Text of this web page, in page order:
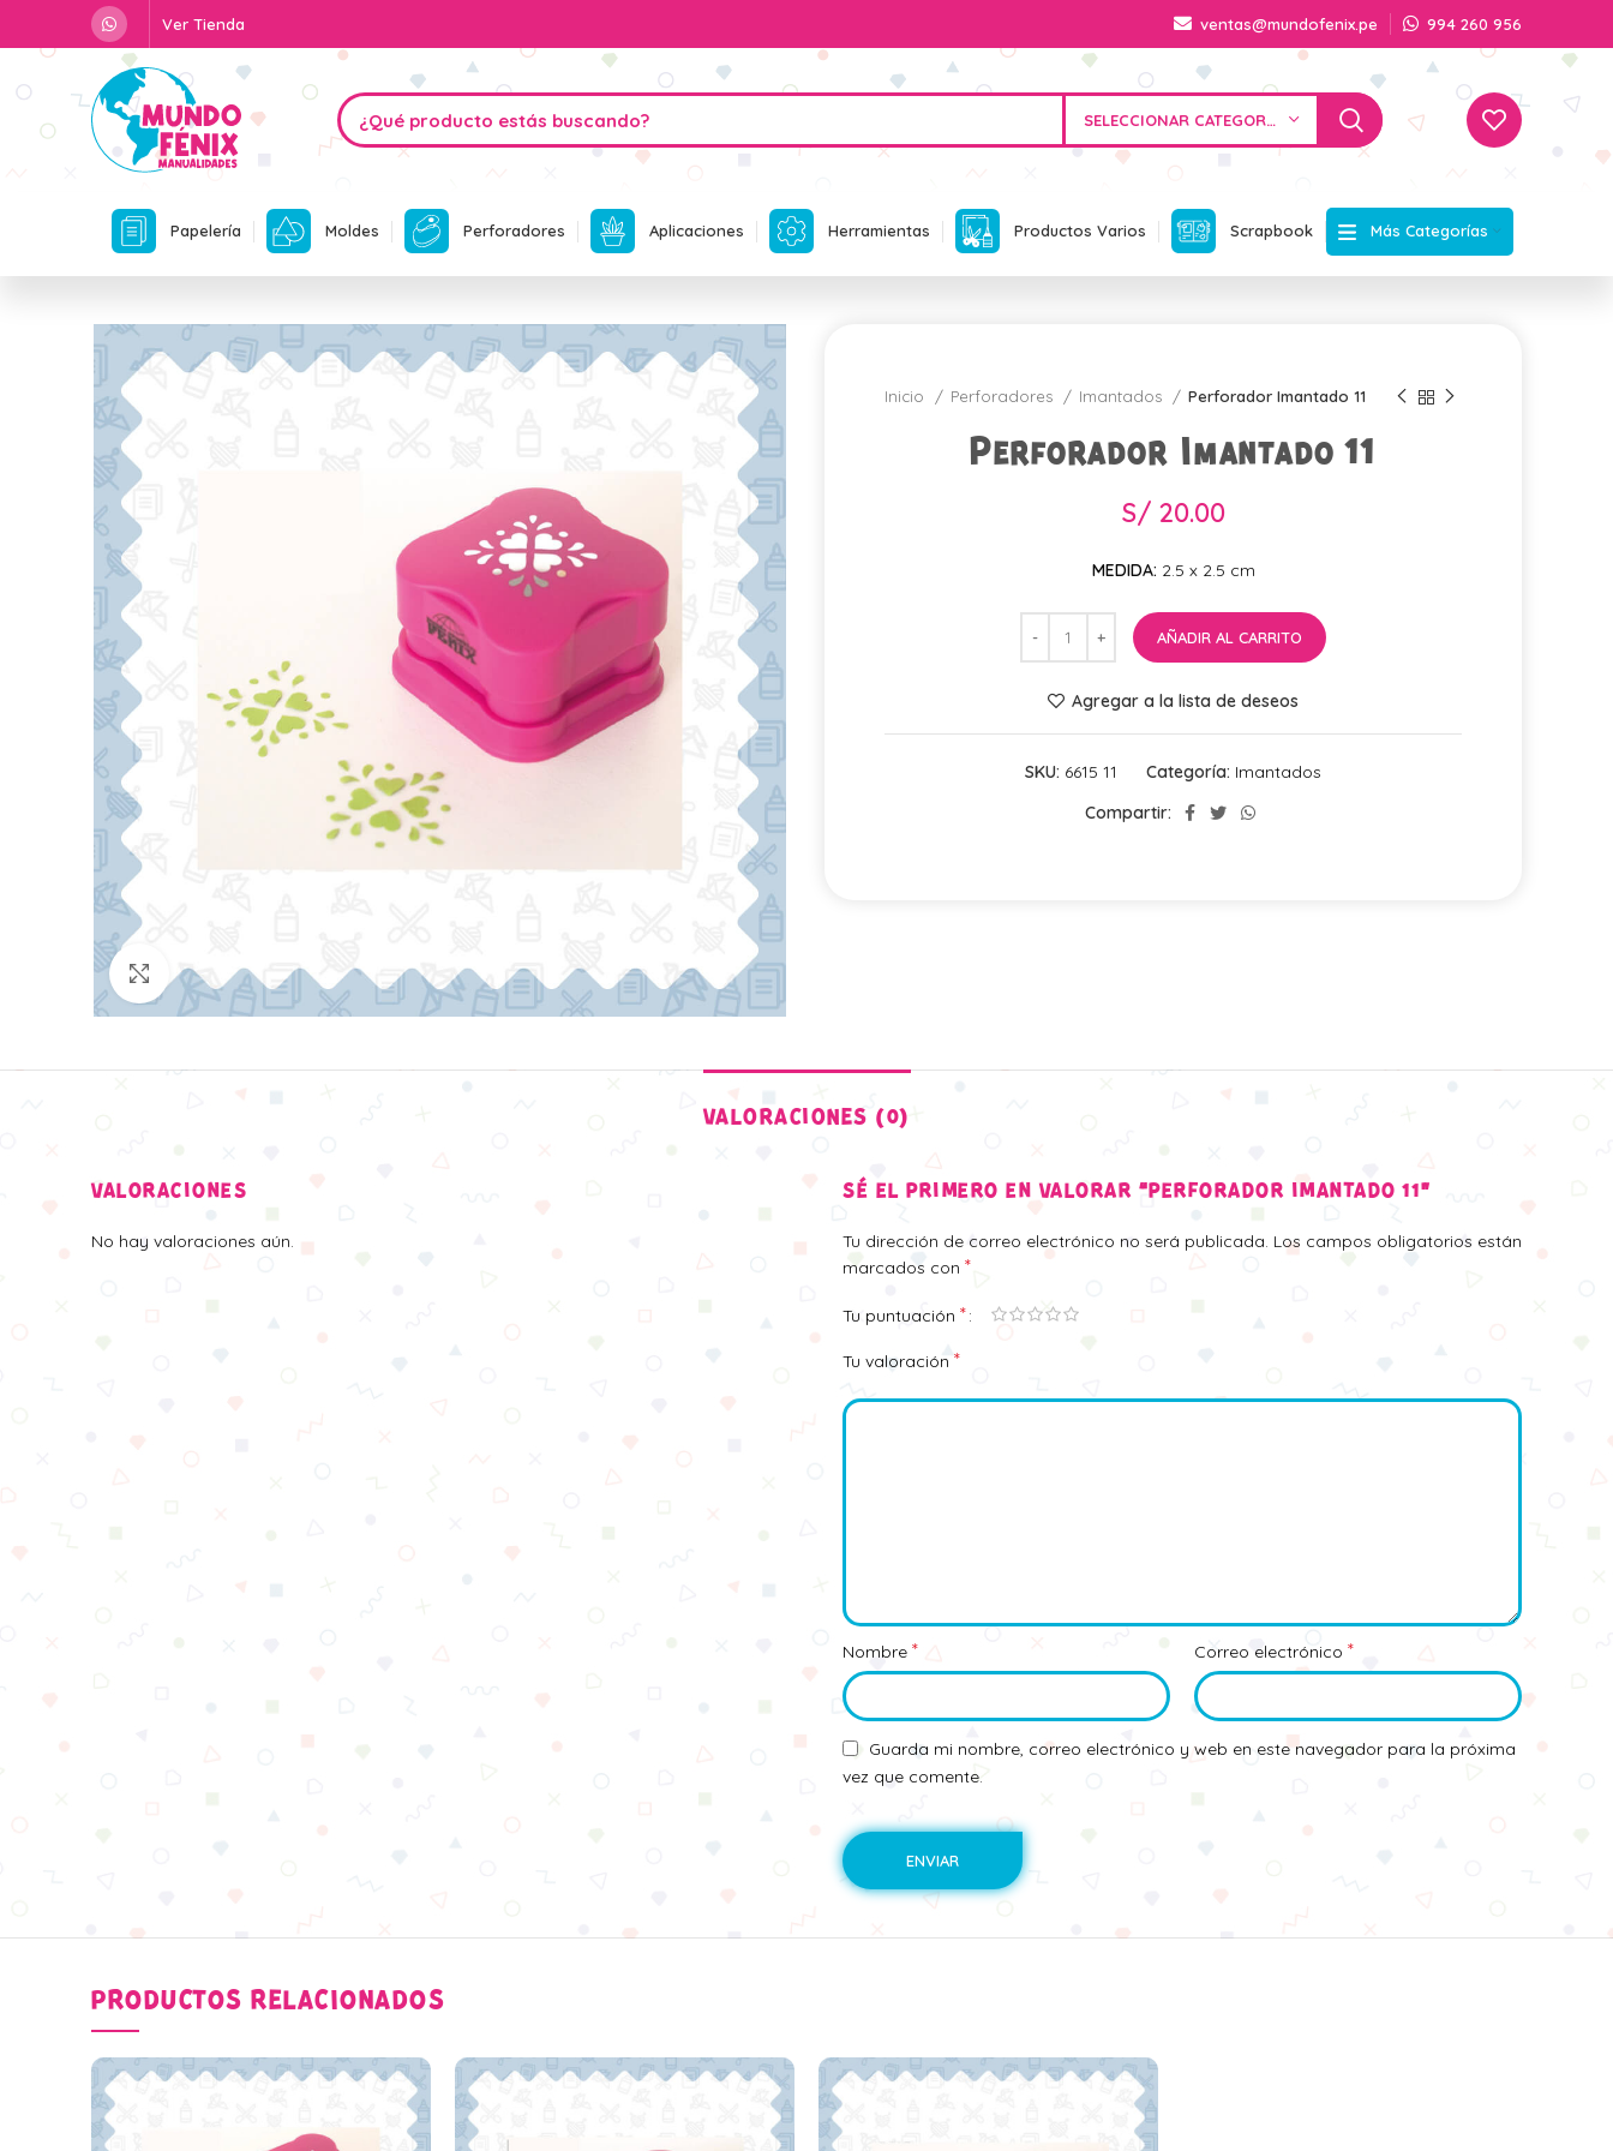
Ver Tienda ventas@mundofenix.pe 994 260 956
SELECCIONAR CATEGORÍA
Papelería Moldes Perforadores Aplicaciones Herramientas Productos Varios Scrapbook Más Categorías
Click para agrandar
Inicio Perforadores Imantados Perforador Imantado 11
Perforador Imantado 11
S/ 20.00
MEDIDA: 2.5 x 2.5 cm
AÑADIR AL CARRITO
Agregar a la lista de deseos
SKU: 6615 11 Categoría: Imantados
Compartir:
VALORACIONES (0)
VALORACIONES
No hay valoraciones aún.
SÉ EL PRIMERO EN VALORAR “PERFORADOR IMANTADO 11”
Tu dirección de correo electrónico no será publicada. Los campos obligatorios están
marcados con *
Tu puntuación *
Tu valoración *
Nombre * Correo electrónico *
Guarda mi nombre, correo electrónico y web en este navegador para la próxima
vez que comente.
PRODUCTOS RELACIONADOS